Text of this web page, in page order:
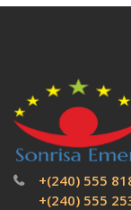
+(240) 555
+(240) 555